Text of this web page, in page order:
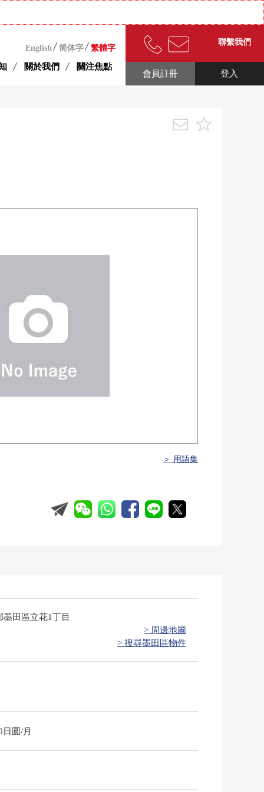
English 简体字 繁體字
關於我們 關注焦點
聯繫我們
登入
會員註冊
＞ 用語集
墨田區立花1丁目
> 周邊地圖
> 搜尋墨田區物件
日圆/月